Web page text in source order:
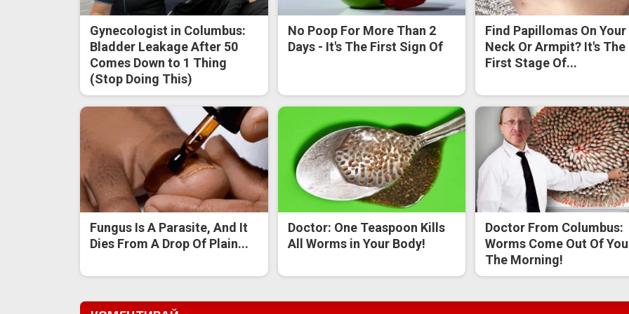
Gynecologist in Columbus:
Bladder Leakage After 50
Comes Down to 1 Thing
(Stop Doing This)
No Poop For More Than 2
Days - It's The First Sign Of
Find Papillomas On Your
Neck Or Armpit? It's The
First Stage Of...
Fungus Is A Parasite, And It
Dies From A Drop Of Plain...
Doctor: One Teaspoon Kills
All Worms in Your Body!
Doctor From Columbus:
Worms Come Out Of
The Morning!